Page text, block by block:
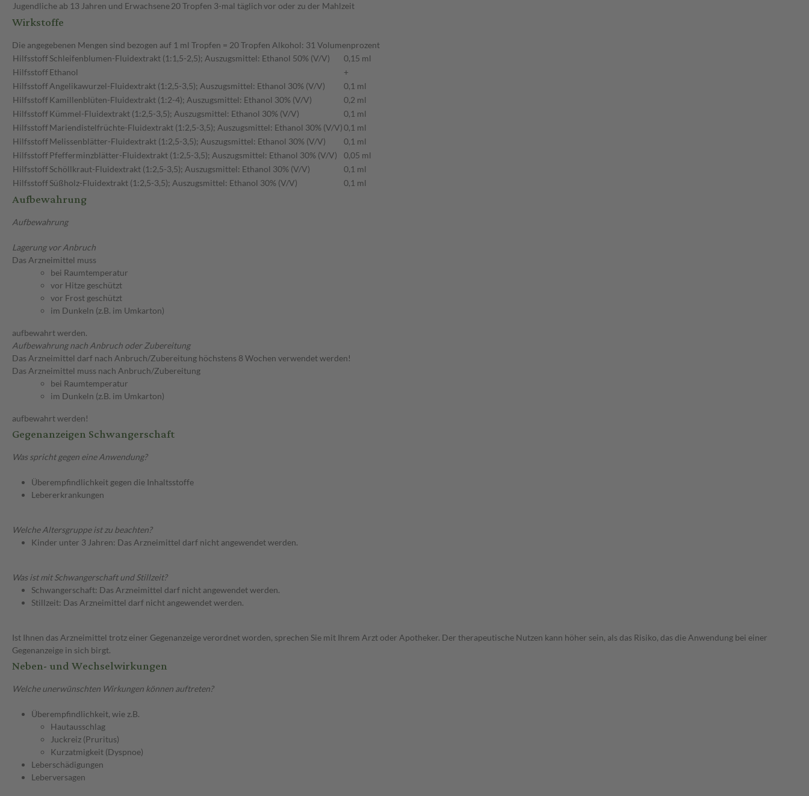
Jugendliche ab 13 Jahren und Erwachsene20 Tropfen 3-mal täglichvor oder zu der Mahlzeit
Wirkstoffe
Die angegebenen Mengen sind bezogen auf 1 ml Tropfen = 20 Tropfen Alkohol: 31 Volumenprozent
HilfsstoffSchleifenblumen-Fluidextrakt (1:1,5-2,5); Auszugsmittel: Ethanol 50% (V/V)
0,15 ml
HilfsstoffEthanol
+
HilfsstoffAngelikawurzel-Fluidextrakt (1:2,5-3,5); Auszugsmittel: Ethanol 30% (V/V)
0,1 ml
HilfsstoffKamillenblüten-Fluidextrakt (1:2-4); Auszugsmittel: Ethanol 30% (V/V)
0,2 ml
HilfsstoffKümmel-Fluidextrakt (1:2,5-3,5); Auszugsmittel: Ethanol 30% (V/V)
0,1 ml
HilfsstoffMariendistelfrüchte-Fluidextrakt (1:2,5-3,5); Auszugsmittel: Ethanol 30% (V/V)0,1 ml
HilfsstoffMelissenblätter-Fluidextrakt (1:2,5-3,5); Auszugsmittel: Ethanol 30% (V/V)
0,1 ml
HilfsstoffPfefferminzblätter-Fluidextrakt (1:2,5-3,5); Auszugsmittel: Ethanol 30% (V/V)
0,05 ml
HilfsstoffSchöllkraut-Fluidextrakt (1:2,5-3,5); Auszugsmittel: Ethanol 30% (V/V)
0,1 ml
HilfsstoffSüßholz-Fluidextrakt (1:2,5-3,5); Auszugsmittel: Ethanol 30% (V/V) 0,1 ml
Aufbewahrung
Aufbewahrung
Lagerung vor Anbruch
Das Arzneimittel muss
bei Raumtemperatur
vor Hitze geschützt
vor Frost geschützt
im Dunkeln (z.B. im Umkarton)
aufbewahrt werden.
Aufbewahrung nach Anbruch oder Zubereitung
Das Arzneimittel darf nach Anbruch/Zubereitung höchstens 8 Wochen verwendet werden!
Das Arzneimittel muss nach Anbruch/Zubereitung
bei Raumtemperatur
im Dunkeln (z.B. im Umkarton)
aufbewahrt werden!
Gegenanzeigen Schwangerschaft
Was spricht gegen eine Anwendung?
Überempfindlichkeit gegen die Inhaltsstoffe
Lebererkrankungen
Welche Altersgruppe ist zu beachten?
Kinder unter 3 Jahren: Das Arzneimittel darf nicht angewendet werden.
Was ist mit Schwangerschaft und Stillzeit?
Schwangerschaft: Das Arzneimittel darf nicht angewendet werden.
Stillzeit: Das Arzneimittel darf nicht angewendet werden.
Ist Ihnen das Arzneimittel trotz einer Gegenanzeige verordnet worden, sprechen Sie mit Ihrem Arzt oder Apotheker. Der therapeutische Nutzen kann höher sein, als das Risiko, das die Anwendung bei einer
Gegenanzeige in sich birgt.
Neben- und Wechselwirkungen
Welche unerwünschten Wirkungen können auftreten?
Überempfindlichkeit, wie z.B.
Hautausschlag
Juckreiz (Pruritus)
Kurzatmigkeit (Dyspnoe)
Leberschädigungen
Leberversagen